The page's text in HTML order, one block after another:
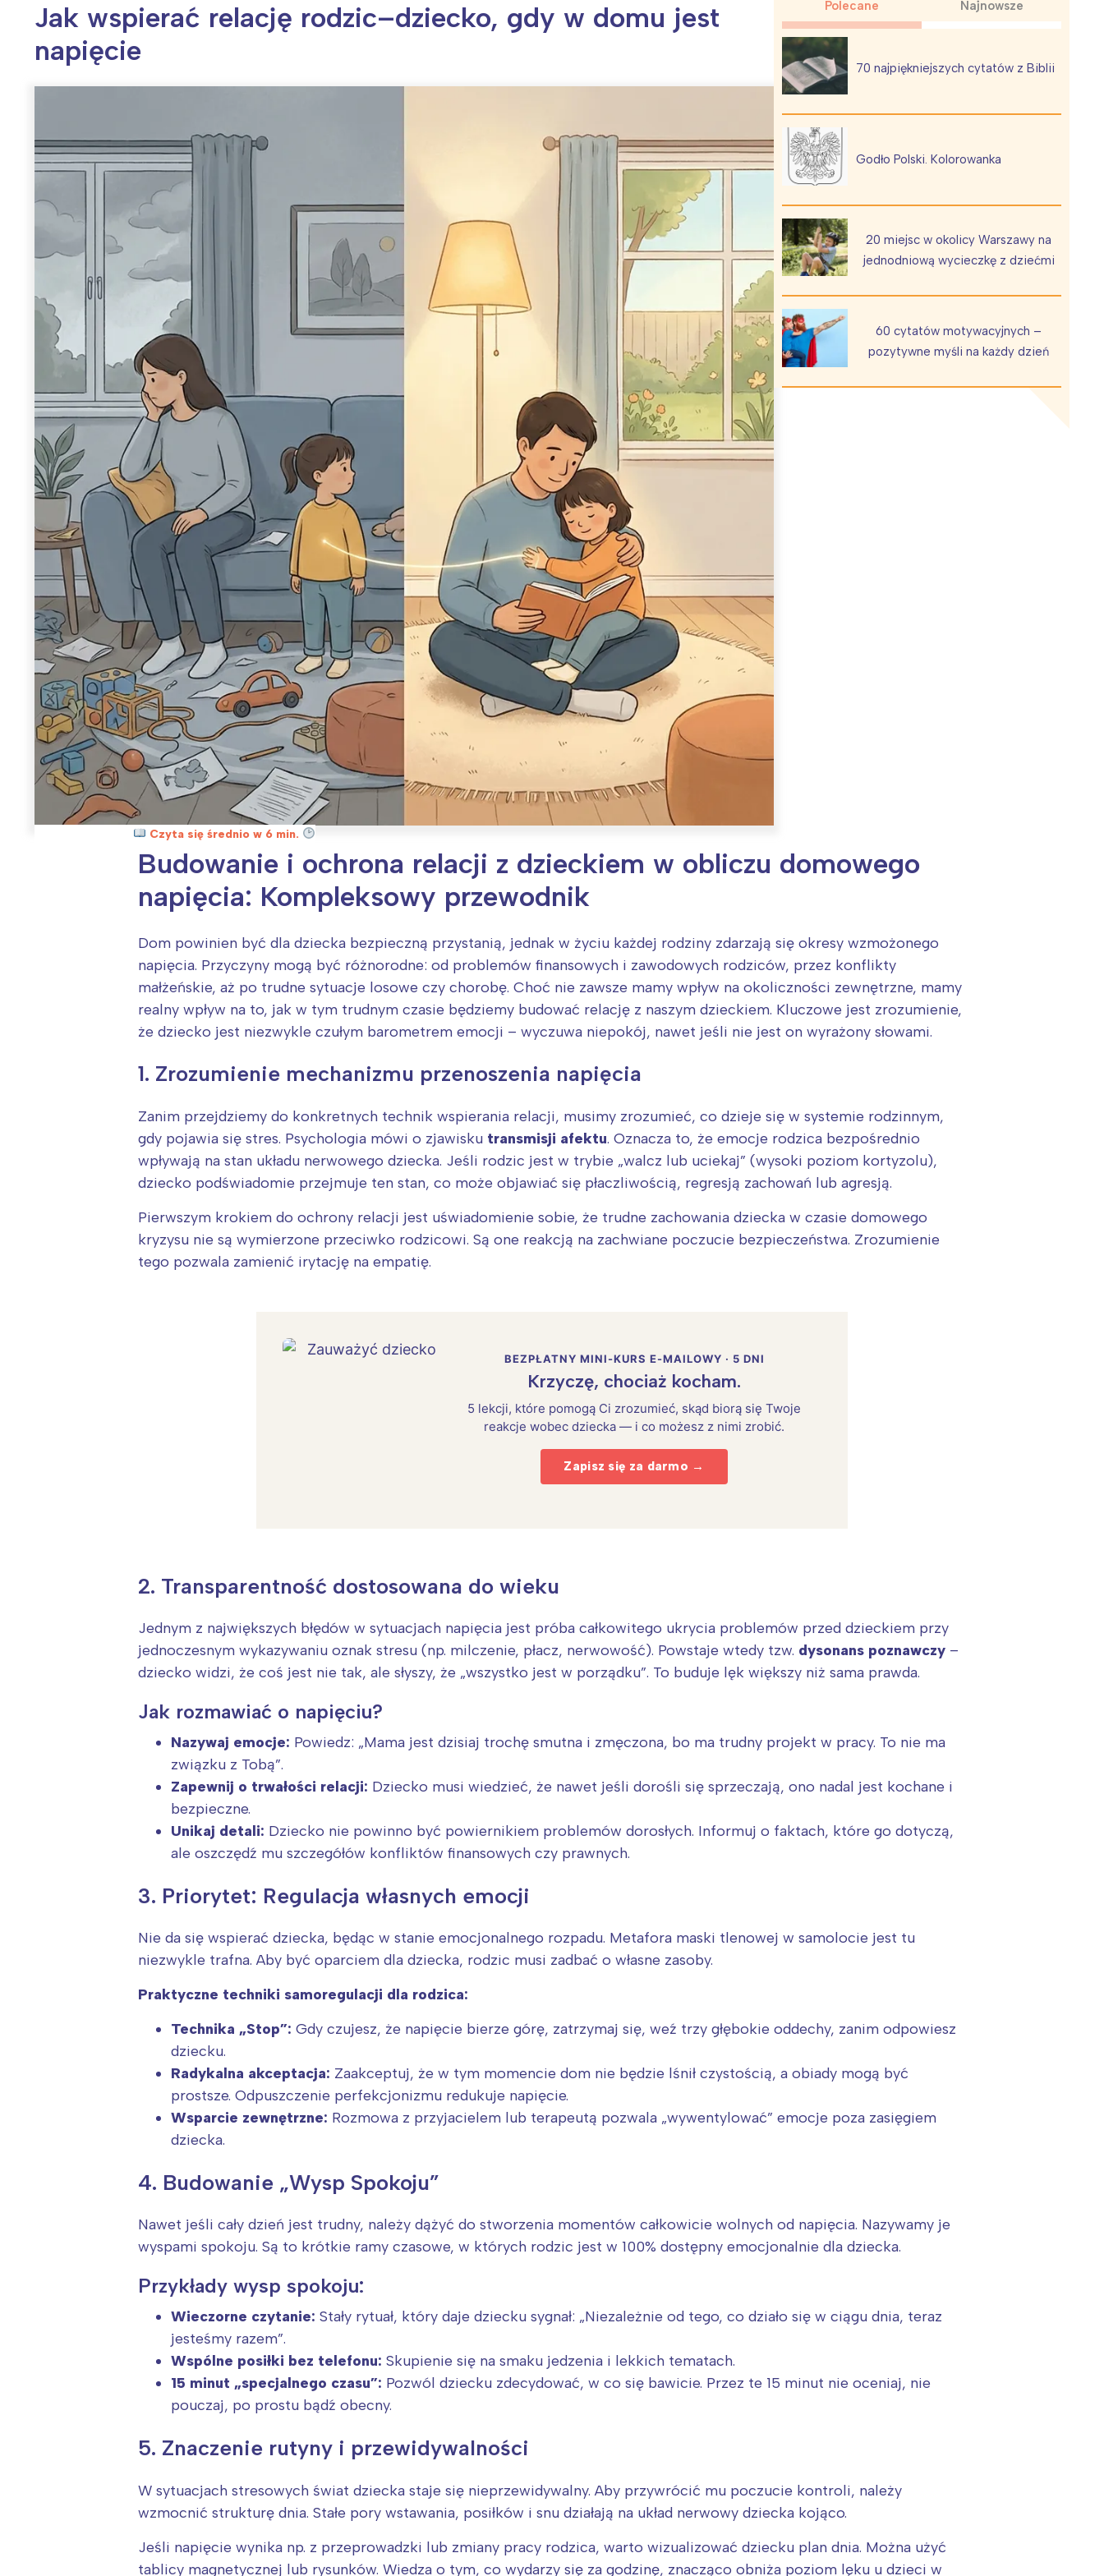
Jak wspierać relację rodzic–dziecko, gdy w domu jest
napięcie
Polecane Najnowsze
70 najpiękniejszych cytatów z Biblii
Godło Polski. Kolorowanka
20 miejsc w okolicy Warszawy na
jednodniową wycieczkę z dziećmi
60 cytatów motywacyjnych –
pozytywne myśli na każdy dzień
Czyta się średnio w 6 min.
Budowanie i ochrona relacji z dzieckiem w obliczu domowego
napięcia: Kompleksowy przewodnik
Dom powinien być dla dziecka bezpieczną przystanią, jednak w życiu każdej rodziny zdarzają się okresy wzmożonego
napięcia. Przyczyny mogą być różnorodne: od problemów finansowych i zawodowych rodziców, przez konflikty
małżeńskie, aż po trudne sytuacje losowe czy chorobę. Choć nie zawsze mamy wpływ na okoliczności zewnętrzne, mamy
realny wpływ na to, jak w tym trudnym czasie będziemy budować relację z naszym dzieckiem. Kluczowe jest zrozumienie,
że dziecko jest niezwykle czułym barometrem emocji – wyczuwa niepokój, nawet jeśli nie jest on wyrażony słowami.
1. Zrozumienie mechanizmu przenoszenia napięcia
Zanim przejdziemy do konkretnych technik wspierania relacji, musimy zrozumieć, co dzieje się w systemie rodzinnym,
gdy pojawia się stres. Psychologia mówi o zjawisku transmisji afektu. Oznacza to, że emocje rodzica bezpośrednio
wpływają na stan układu nerwowego dziecka. Jeśli rodzic jest w trybie „walcz lub uciekaj” (wysoki poziom kortyzolu),
dziecko podświadomie przejmuje ten stan, co może objawiać się płaczliwością, regresją zachowań lub agresją.
Pierwszym krokiem do ochrony relacji jest uświadomienie sobie, że trudne zachowania dziecka w czasie domowego
kryzysu nie są wymierzone przeciwko rodzicowi. Są one reakcją na zachwiane poczucie bezpieczeństwa. Zrozumienie
tego pozwala zamienić irytację na empatię.
BEZPŁATNY MINI-KURS E-MAILOWY · 5 DNI
Krzyczę, chociaż kocham.
5 lekcji, które pomogą Ci zrozumieć, skąd biorą się Twoje
reakcje wobec dziecka — i co możesz z nimi zrobić.
Zapisz się za darmo →
2. Transparentność dostosowana do wieku
Jednym z największych błędów w sytuacjach napięcia jest próba całkowitego ukrycia problemów przed dzieckiem przy
jednoczesnym wykazywaniu oznak stresu (np. milczenie, płacz, nerwowość). Powstaje wtedy tzw. dysonans poznawczy –
dziecko widzi, że coś jest nie tak, ale słyszy, że „wszystko jest w porządku”. To buduje lęk większy niż sama prawda.
Jak rozmawiać o napięciu?
Nazywaj emocje: Powiedz: „Mama jest dzisiaj trochę smutna i zmęczona, bo ma trudny projekt w pracy. To nie ma
związku z Tobą”.
Zapewnij o trwałości relacji: Dziecko musi wiedzieć, że nawet jeśli dorośli się sprzeczają, ono nadal jest kochane i
bezpieczne.
Unikaj detali: Dziecko nie powinno być powiernikiem problemów dorosłych. Informuj o faktach, które go dotyczą,
ale oszczędź mu szczegółów konfliktów finansowych czy prawnych.
3. Priorytet: Regulacja własnych emocji
Nie da się wspierać dziecka, będąc w stanie emocjonalnego rozpadu. Metafora maski tlenowej w samolocie jest tu
niezwykle trafna. Aby być oparciem dla dziecka, rodzic musi zadbać o własne zasoby.
Praktyczne techniki samoregulacji dla rodzica:
Technika „Stop”: Gdy czujesz, że napięcie bierze górę, zatrzymaj się, weź trzy głębokie oddechy, zanim odpowiesz
dziecku.
Radykalna akceptacja: Zaakceptuj, że w tym momencie dom nie będzie lśnił czystością, a obiady mogą być
prostsze. Odpuszczenie perfekcjonizmu redukuje napięcie.
Wsparcie zewnętrzne: Rozmowa z przyjacielem lub terapeutą pozwala „wywentylować” emocje poza zasięgiem
dziecka.
4. Budowanie „Wysp Spokoju”
Nawet jeśli cały dzień jest trudny, należy dążyć do stworzenia momentów całkowicie wolnych od napięcia. Nazywamy je
wyspami spokoju. Są to krótkie ramy czasowe, w których rodzic jest w 100% dostępny emocjonalnie dla dziecka.
Przykłady wysp spokoju:
Wieczorne czytanie: Stały rytuał, który daje dziecku sygnał: „Niezależnie od tego, co działo się w ciągu dnia, teraz
jesteśmy razem”.
Wspólne posiłki bez telefonu: Skupienie się na smaku jedzenia i lekkich tematach.
15 minut „specjalnego czasu”: Pozwól dziecku zdecydować, w co się bawicie. Przez te 15 minut nie oceniaj, nie
pouczaj, po prostu bądź obecny.
5. Znaczenie rutyny i przewidywalności
W sytuacjach stresowych świat dziecka staje się nieprzewidywalny. Aby przywrócić mu poczucie kontroli, należy
wzmocnić strukturę dnia. Stałe pory wstawania, posiłków i snu działają na układ nerwowy dziecka kojąco.
Jeśli napięcie wynika np. z przeprowadzki lub zmiany pracy rodzica, warto wizualizować dziecku plan dnia. Można użyć
tablicy magnetycznej lub rysunków. Wiedza o tym, co wydarzy się za godzinę, znacząco obniża poziom lęku u dzieci w
Interesują mnie wydarzenia z tego regionu:
Śląsk
Kraków
Południe